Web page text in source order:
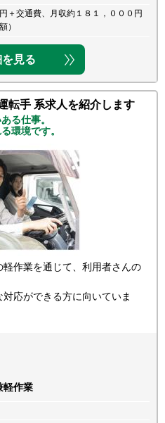
＋交通費、月収約１８１，０００円
）
見る
転手 系求人を紹介します
る仕事。
環境です。
作業を通じて、利用者さんの
応ができる方に向いていま
軽作業